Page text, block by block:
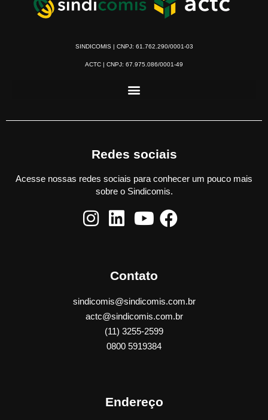
SINDICOMIS | CNPJ: 61.762.290/0001-03
ACTC | CNPJ: 67.975.086/0001-49
Redes sociais
Acesse nossas redes sociais para conhecer um pouco mais
sobre o Sindicomis.
Contato
sindicomis@sindicomis.com.br
actc@sindicomis.com.br
(11) 3255-2599
0800 5919384
Endereço